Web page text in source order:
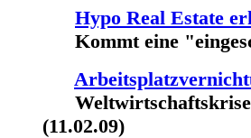
Hypo Real Estate
Kommt eine
Weltwirtschaftskrise
(11.02.09)